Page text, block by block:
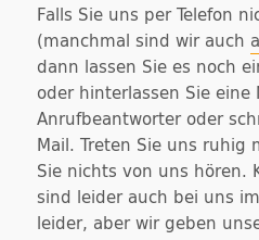
Falls Sie uns per Telefon
(manchmal sind wir auch
dann lassen Sie es noch
oder hinterlassen Sie eine
Anrufbeantworter oder
Mail. Treten Sie uns ruhig
Sie nichts von uns hören.
sind leider auch bei uns
leider, aber wir geben